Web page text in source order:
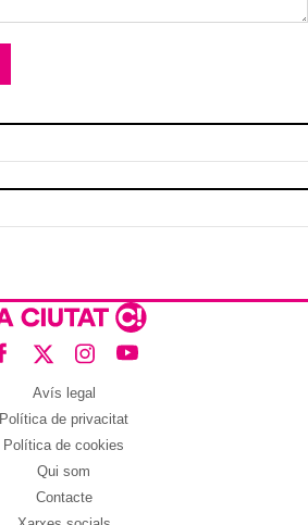
Avís legal
Política de privacitat
Política de cookies
Qui som
Contacte